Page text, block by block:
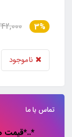
3%
ناموجود
تماس با ما
*..*قیمت